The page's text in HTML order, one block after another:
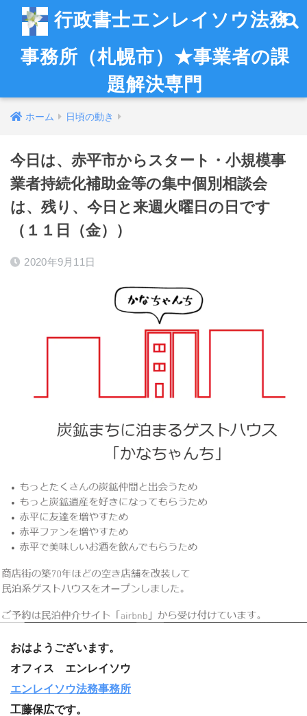
行政書士エンレイソウ法務
事務所（札幌市）★事業者の課
題解決専門
ホーム 日頃の動き
今日は、赤平市からスタート・小規模事
業者持続化補助金等の集中個別相談会
は、残り、今日と来週火曜日の日です
（１１日（金））
2020年9月11日
おはようございます。
オフィス エンレイソウ
エンレイソウ法務事務所
工藤保広です。